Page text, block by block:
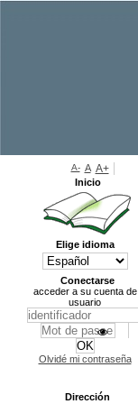
A- A A+
Inicio
Elige idioma
Conectarse
acceder a su cuenta de
usuario
Olvidé mi contraseña
Dirección